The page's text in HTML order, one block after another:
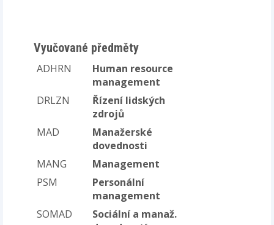
Vyučované předměty
ADHRN
Human resource
management
DRLZN
Řízení lidských
zdrojů
MAD
Manažerské
dovednosti
MANG
Management
PSM
Personální
management
SOMAD
Sociální a manaž.